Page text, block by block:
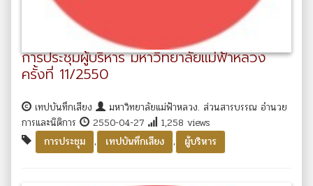
การประชุมผู้บริหาร มหาวิทยาลัยแม่ฟ้าหลวง
ครั้งที่ 11/2550
เทปบันทึกเสียง
มหาวิทยาลัยแม่ฟ้าหลวง. ส่วนสารบรรณ อำนวย
การและนิติการ
2550-04-27
1,258 views
การประชุม
, เทปบันทึกเสียง , ผู้บริหาร